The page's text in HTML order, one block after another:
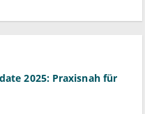
2025: Praxisnah für